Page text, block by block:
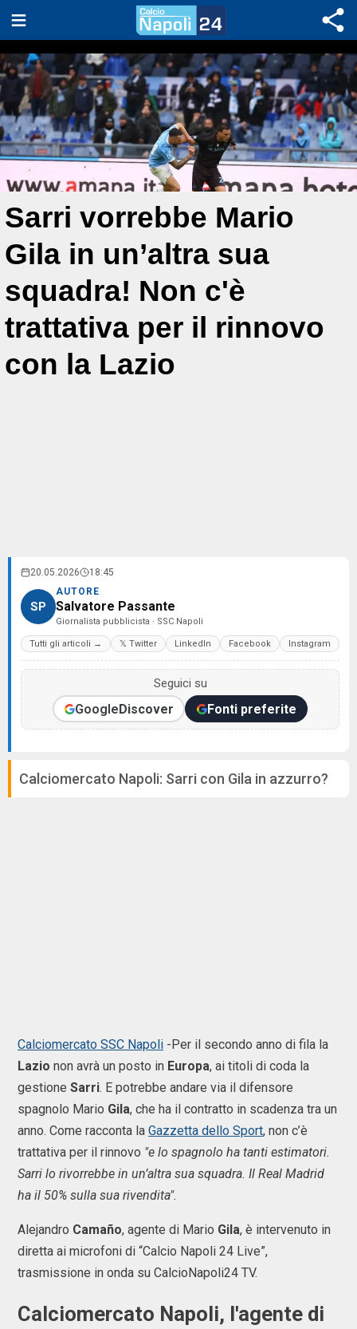
Sarri vorrebbe Mario
Gila in un’altra sua
squadra! Non c'è
trattativa per il rinnovo
con la Lazio
20.05.2026 18:45
SP
AUTORE
Salvatore Passante
Giornalista pubblicista · SSC Napoli
Tutti gli articoli → 𝕏 Twitter LinkedIn Facebook Instagram
Seguici su
GoogleDiscover Fonti preferite
Calciomercato Napoli: Sarri con Gila in azzurro?
Calciomercato SSC Napoli -Per il secondo anno di fila la
Lazio non avrà un posto in Europa, ai titoli di coda la
gestione Sarri. E potrebbe andare via il difensore
spagnolo Mario Gila, che ha il contratto in scadenza tra un
anno. Come racconta la Gazzetta dello Sport, non c’è
trattativa per il rinnovo "e lo spagnolo ha tanti estimatori.
Sarri lo rivorrebbe in un’altra sua squadra. Il Real Madrid
ha il 50% sulla sua rivendita".
Alejandro Camaño, agente di Mario Gila, è intervenuto in
diretta ai microfoni di “Calcio Napoli 24 Live”,
trasmissione in onda su CalcioNapoli24 TV.
Calciomercato Napoli, l'agente di